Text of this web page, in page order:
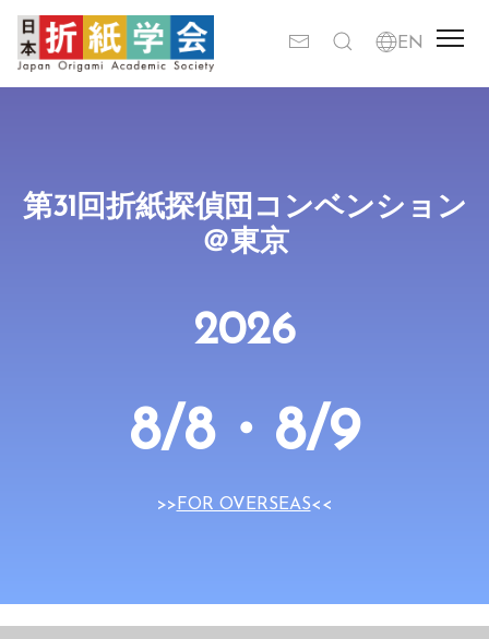
第31回折紙探偵団コンベンション
＠東京
2026
8/8・8/9
>> FOR OVERSEAS<<